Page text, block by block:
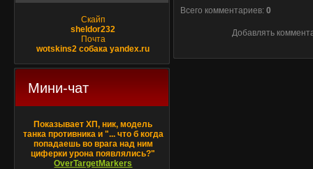
Скайп
sheldor232
Почта
wotskins2 собака yandex.ru
Мини-чат
Показывает ХП, ник, модель
танка противника и "... что б когда
попадаешь во врага над ним
циферки урона появлялись?"
OverTargetMarkers
Всего комментариев: 0
Добавлять